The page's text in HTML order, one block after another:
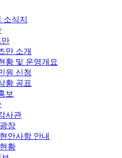
소식지
만
만 소개
황 및 운영개요
원 신청
황 공표
보
사관
장
안사항 안내
황